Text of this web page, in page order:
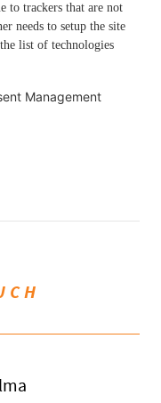
to trackers that are not
needs to setup the site
list of technologies
Management